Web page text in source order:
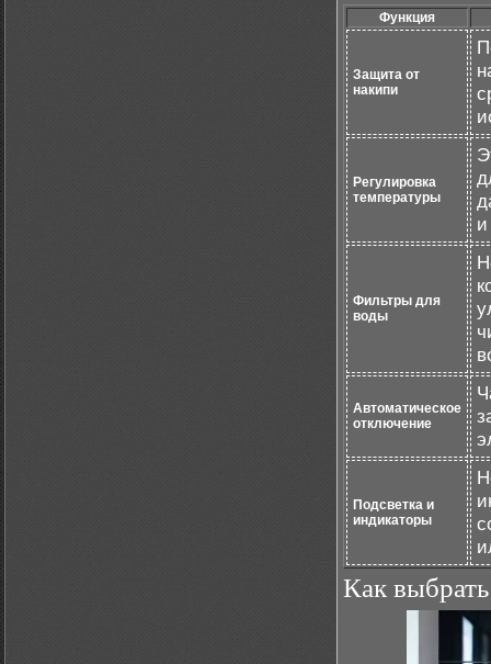
Функция
Защита от
накипи
Регулировка
температуры
Фильтры для
воды
Автоматическое
отключение
Подсветка и
индикаторы
Как